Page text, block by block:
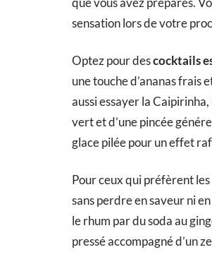
sensation lors de votre
Optez pour descocktails
une touche d’ananas frais
aussi essayer la
vert et d’une pincée
glace pilée pour un effet
Pour ceux qui préfèrent
sans perdre en saveur ni
le rhum par du soda au
pressé accompagné d’un